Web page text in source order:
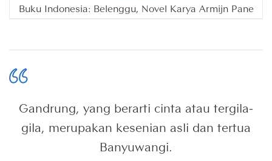
Buku Indonesia: Belenggu, Novel Karya Armijn Pane
Gandrung, yang berarti cinta atau tergila-
gila, merupakan kesenian asli dan tertua
Banyuwangi.